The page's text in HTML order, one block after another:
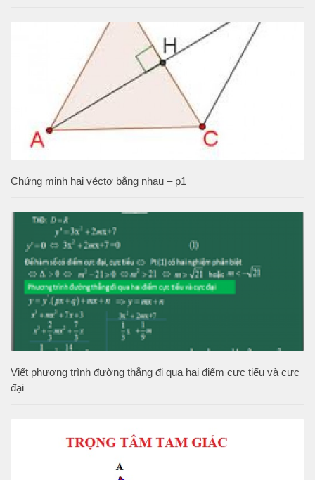
Chứng minh hai véctơ bằng nhau – p1
Viết phương trình đường thẳng đi qua hai điểm cực tiểu và cực
đại